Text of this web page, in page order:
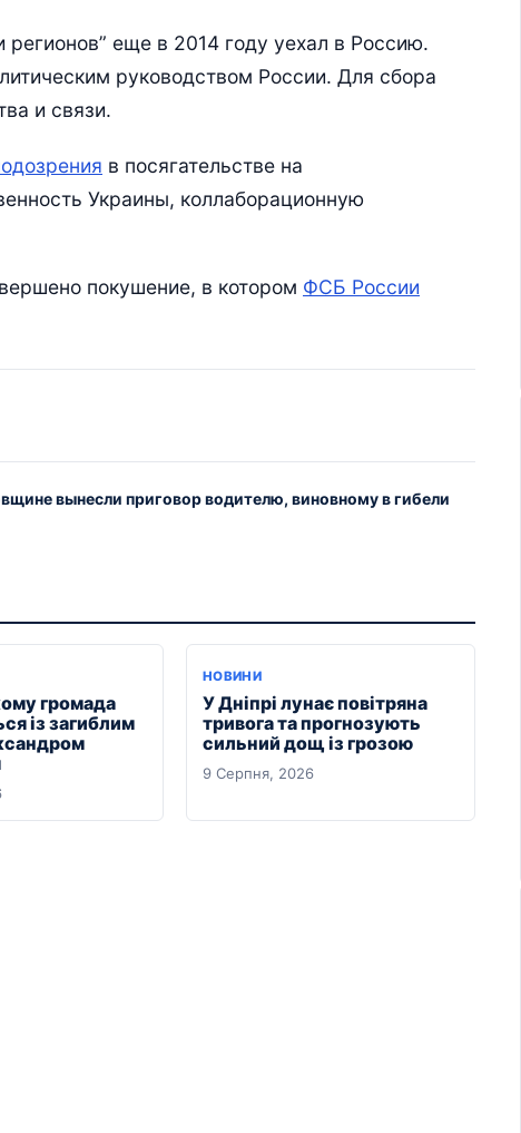
еще в 2014 году уехал в Россию.
руководством России. Для сбора
и связи.
в посягательстве на
Украины, коллаборационную
покушение, в котором ФСБ России
вынесли приговор водителю, виновному в гибели
громада
із загиблим
НОВИНИ
У Дніпрі лунає повітряна
тривога та прогнозують
сильний дощ із грозою
9 Серпня, 2026